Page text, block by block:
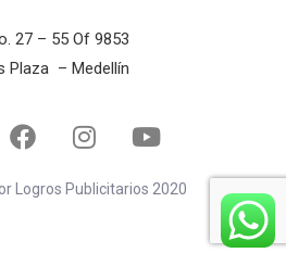
27 – 55 Of 9853
Plaza – Medellín
Logros Publicitarios 2020